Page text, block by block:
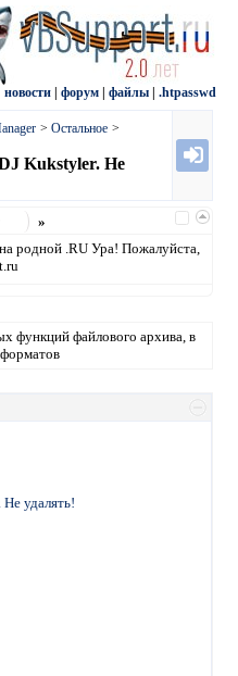
новости форум файлы .htpasswd
> Остальное >
Kukstyler. Не
»
родной .RU Ура! Пожалуйста,
функций файлового архива, в
удалять!